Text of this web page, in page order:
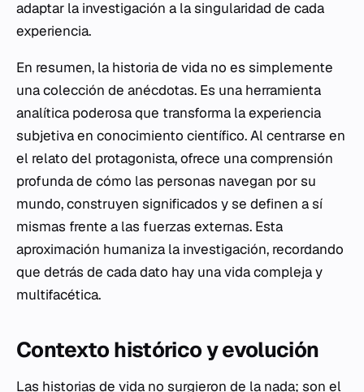
adaptar la investigación a la singularidad de cada
experiencia.
En resumen, la historia de vida no es simplemente
una colección de anécdotas. Es una herramienta
analítica poderosa que transforma la experiencia
subjetiva en conocimiento científico. Al centrarse en
el relato del protagonista, ofrece una comprensión
profunda de cómo las personas navegan por su
mundo, construyen significados y se definen a sí
mismas frente a las fuerzas externas. Esta
aproximación humaniza la investigación, recordando
que detrás de cada dato hay una vida compleja y
multifacética.
Contexto histórico y evolución
Las historias de vida no surgieron de la nada; son el